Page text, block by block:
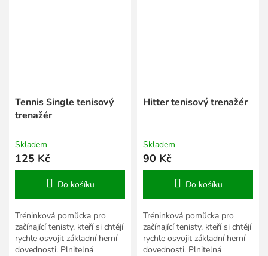
Tennis Single tenisový
trenažér
Skladem
125 Kč
Do košíku
Tréninková pomůcka pro
začínající tenisty, kteří si chtějí
rychle osvojit základní herní
dovednosti. Plnitelná
Hitter tenisový trenažér
Skladem
90 Kč
Do košíku
Tréninková pomůcka pro
začínající tenisty, kteří si chtějí
rychle osvojit základní herní
dovednosti. Plnitelná